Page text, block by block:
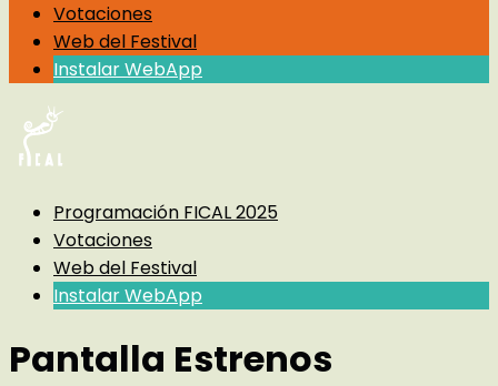
Votaciones
Web del Festival
Instalar WebApp
Programación FICAL 2025
Votaciones
Web del Festival
Instalar WebApp
Pantalla Estrenos